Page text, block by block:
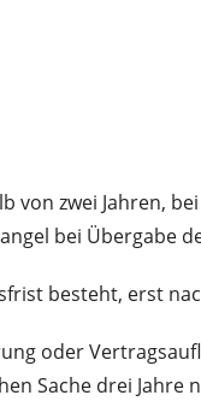
zwei Jahren,
bei Übergabe
besteht, erst
oder
Sache drei